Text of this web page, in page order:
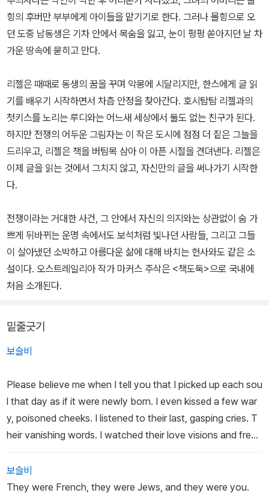
힝의 후버만 부부에게 아이들을 맡기기로 한다. 그러나 몰힝으로 오
던 도중 남동생은 기차 안에서 목숨을 잃고, 눈이 펑펑 쏟아지던 날 차
가운 땅속에 묻히고 만다.
리젤은 때때로 동생의 꿈을 꾸며 악몽에 시달리지만, 한스에게 글 읽
기를 배우기 시작하면서 차츰 안정을 찾아간다. 호시탐탐 리젤과의
첫키스를 노리는 루디와는 어느새 세상에서 둘도 없는 친구가 된다.
하지만 전쟁의 어두운 그림자는 이 작은 도시에 점점 더 짙은 그늘을
드리우고, 리젤은 책을 버팀목 삼아 이 아픈 시절을 견뎌낸다. 리젤은
이제 글을 읽는 것에서 그치지 않고, 자신만의 글을 써나가기 시작한
다.
전쟁이라는 거대한 사건, 그 안에서 자신의 의지와는 상관없이 숨 가
쁘게 뒤바뀌는 운명 속에서도 보석처럼 빛나던 사람들, 그리고 그들
이 살아냈던 소박하고 아름다운 삶에 대해 바치는 헌사와도 같은 소
설이다. 오스트레일리아 작가 마커스 주삭은 <책도둑>으로 국내에
처음 소개된다.
밑줄긋기
보슬비
Please believe me when I tell you that I picked up each sou
l that day as if it were newly born. I even kissed a few war
y, poisoned cheeks. I listened to their last, gasping cries. T
heir vanishing words. I watched their love visions and freed
them from their fear.
보슬비
They were French, they were Jews, and they were you.